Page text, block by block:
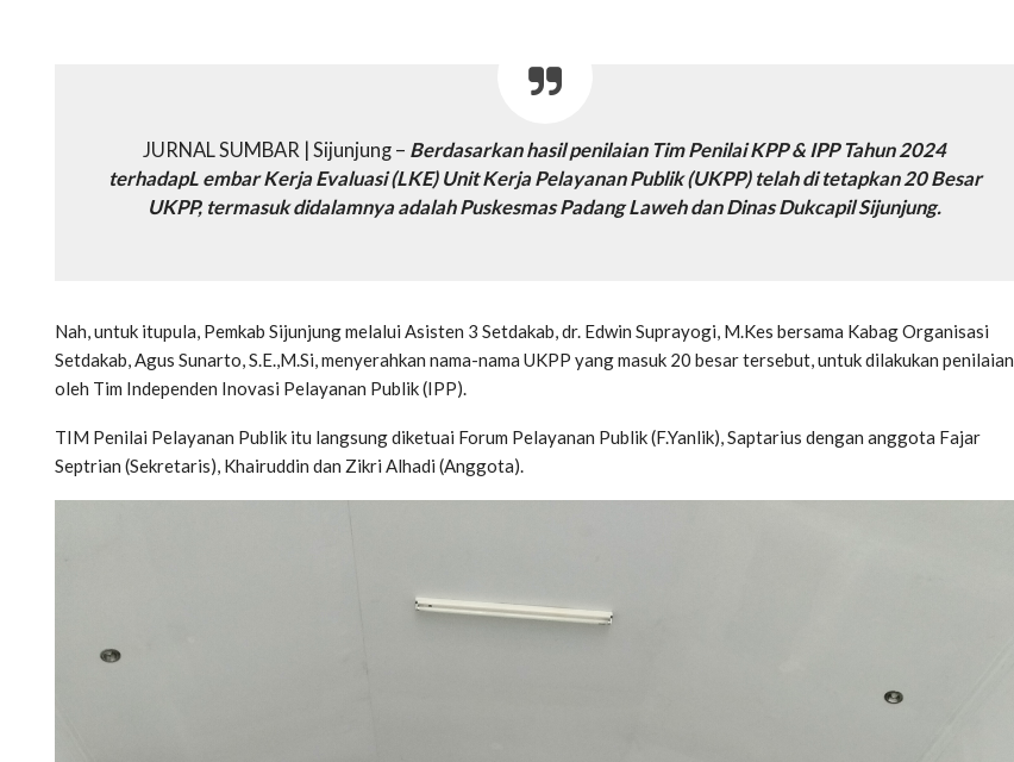
JURNAL SUMBAR | Sijunjung – Berdasarkan hasil penilaian Tim Penilai KPP & IPP Tahun 2024
terhadapL embar Kerja Evaluasi (LKE) Unit Kerja Pelayanan Publik (UKPP) telah di tetapkan 20 Besar
UKPP, termasuk didalamnya adalah Puskesmas Padang Laweh dan Dinas Dukcapil Sijunjung.
Nah, untuk itupula, Pemkab Sijunjung melalui Asisten 3 Setdakab, dr. Edwin Suprayogi, M.Kes bersama Kabag Organisasi
Setdakab, Agus Sunarto, S.E.,M.Si, menyerahkan nama-nama UKPP yang masuk 20 besar tersebut, untuk dilakukan penilaian
oleh Tim Independen Inovasi Pelayanan Publik (IPP).
TIM Penilai Pelayanan Publik itu langsung diketuai Forum Pelayanan Publik (F.Yanlik), Saptarius dengan anggota Fajar
Septrian (Sekretaris), Khairuddin dan Zikri Alhadi (Anggota).